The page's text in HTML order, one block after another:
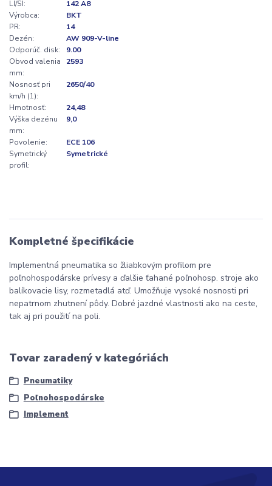
LI/SI:
142 A8
Výrobca:
BKT
PR:
14
Dezén:
AW 909-V-line
Odporúč. disk:
9.00
Obvod valenia
mm:
2593
Nosnosť pri
km/h (1):
2650/40
Hmotnosť:
24,48
Výška dezénu
mm:
9,0
Povolenie:
ECE 106
Symetrický
profil:
Symetrické
Kompletné špecifikácie
Implementná pneumatika so žliabkovým profilom pre
poľnohospodárske prívesy a ďalšie ťahané poľnohosp. stroje ako
balíkovacie lisy, rozmetadlá atď. Umožňuje vysoké nosnosti pri
nepatrnom zhutnení pôdy. Dobré jazdné vlastnosti ako na ceste,
tak aj pri použití na poli.
Tovar zaradený v kategóriách
Pneumatiky
Poľnohospodárske
Implement